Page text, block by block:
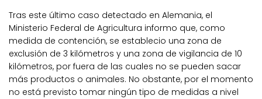
Tras este último caso detectado en Alemania, el
Ministerio Federal de Agricultura informo que, como
medida de contención, se establecio una zona de
exclusión de 3 kilómetros y una zona de vigilancia de 10
kilómetros, por fuera de las cuales no se pueden sacar
más productos o animales. No obstante, por el momento
no está previsto tomar ningún tipo de medidas a nivel